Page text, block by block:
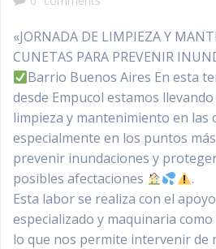
«JORNADA DE LIMPIEZA Y
CUNETAS PARA PREVENIR
Barrio Buenos Aires En esta
desde Empucol estamos
limpieza y mantenimiento en las
especialmente en los puntos
prevenir inundaciones y
posibles afectaciones
.
Esta labor se realiza con el
especializado y maquinaria
lo que nos permite intervenir de